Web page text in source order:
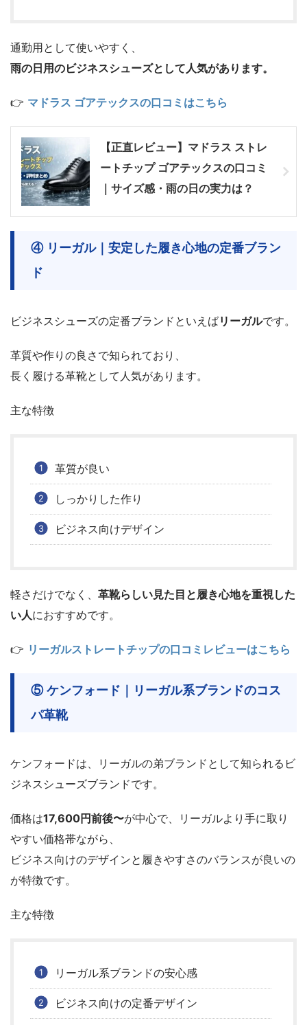
通勤用として使いやすく、
雨の日用のビジネスシューズとして人気があります。
👉 マドラス ゴアテックスの口コミはこちら
【正直レビュー】マドラス ストレ
ートチップ ゴアテックスの口コミ
｜サイズ感・雨の日の実力は？
④ リーガル｜安定した履き心地の定番ブラン
ド
ビジネスシューズの定番ブランドといえばリーガルです。
革質や作りの良さで知られており、
長く履ける革靴として人気があります。
主な特徴
革質が良い
しっかりした作り
ビジネス向けデザイン
軽さだけでなく、 革靴らしい見た目と履き心地を重視した
い人におすすめです。
👉 リーガルストレートチップの口コミレビューはこちら
⑤ ケンフォード｜リーガル系ブランドのコス
パ革靴
ケンフォードは、リーガルの弟ブランドとして知られるビ
ジネスシューズブランドです。
価格は17,600円前後〜が中心で、リーガルより手に取り
やすい価格帯ながら、
ビジネス向けのデザインと履きやすさのバランスが良いの
が特徴です。
主な特徴
リーガル系ブランドの安心感
ビジネス向けの定番デザイン